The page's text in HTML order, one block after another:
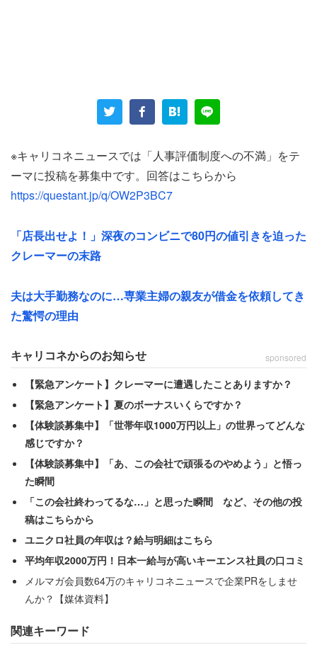
「単なる嫌がらせのような人事」だと感じたようだ。
理不尽はこれだけにとどまらず、
「仕事の面では提案したアイディアを盗まれる。（中略）
と志望した仕事を阻むのに大した理由もなさそう」
を「要は新人つぶし」だと考えており、「人材会社として
の民度が問われる」と憤りをあらわにした。
もしかすると会社側にはプロジェクトの急な変更など、や
むを得ない事情があったのかもしれない。しかし、本人へ
の十分な説明がなければ、納得できないのも無理はないだ
ろう。
※キャリコネニュースでは「人事評価制度への不満」をテ
ーマに投稿を募集中です。回答はこちらから
https://questant.jp/q/OW2P3BC7
「店長出せよ！」深夜のコンビニで80円の値引きを迫った
クレーマーの末路
夫は大手勤務なのに…専業主婦の親友が借金を依頼してき
た驚愕の理由
キャリコネからのお知らせ sponsored
【緊急アンケート】クレーマーに遭遇したことありますか？
【緊急アンケート】夏のボーナスいくらですか？
【体験談募集中】「世帯年収1000万円以上」の世界ってどんな
感じですか？
【体験談募集中】「あ、この会社で頑張るのやめよう」と悟っ
た瞬間
「この会社終わってるな…」と思った瞬間 など、その他の投
稿はこちらから
ユニクロ社員の年収は？給与明細はこちら
平均年収2000万円！日本一給与が高いキーエンス社員の口コミ
メルマガ会員数64万のキャリコネニュースで企業PRをしませ
んか？【媒体資料】
関連キーワード